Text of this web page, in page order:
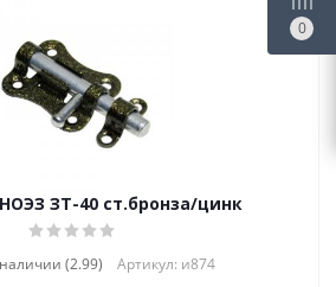
ЗТ-40 ст.бронза/цинк
(2.99) Артикул: и874
0